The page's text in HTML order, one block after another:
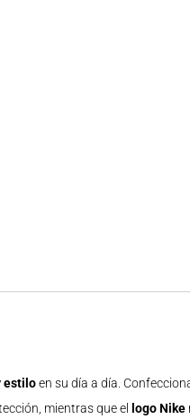
estiloen su día a día.
mientras que el logo Nike